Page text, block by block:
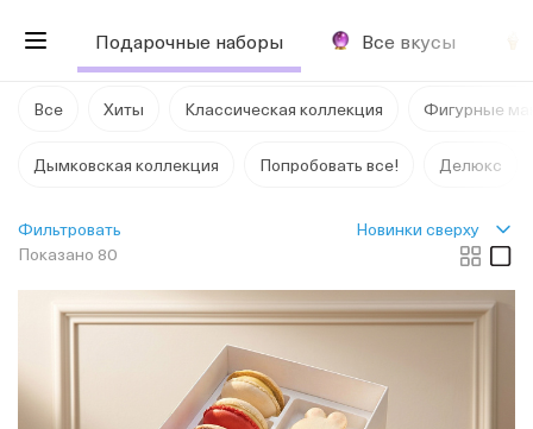
Подарочные наборы Все вкусы
Все Хиты Классическая коллекция Фигурные
Дымковская коллекция Попробовать все! Делюкс
Показано 80
Фильтровать Новинки сверху